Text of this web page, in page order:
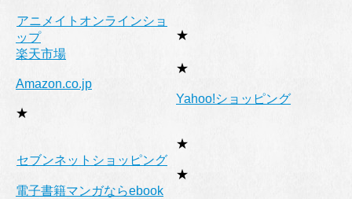
アニメイトオンラインショ
ップ
★
楽天市場
★
Amazon.co.jp
★
Yahoo!ショッピング
★
セブンネットショッピング
★
電子書籍マンガならebook